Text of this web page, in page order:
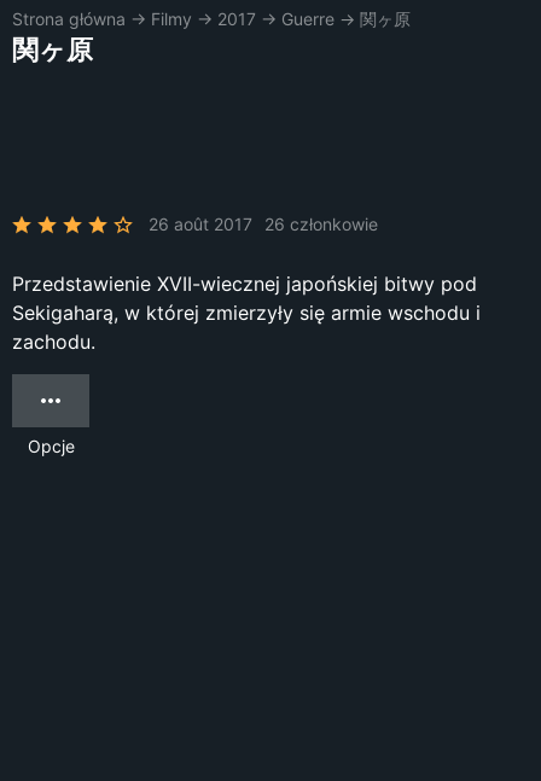
Strona główna → Filmy → 2017 → Guerre → 関ヶ原
関ヶ原
26 août 2017 26 członkowie
Przedstawienie XVII-wiecznej japońskiej bitwy pod
Sekigaharą, w której zmierzyły się armie wschodu i
zachodu.
Opcje